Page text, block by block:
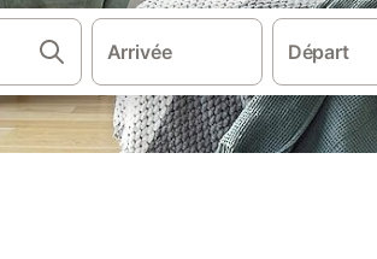
Arrivée Départ